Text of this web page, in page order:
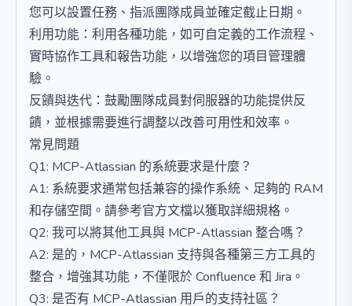
您可以設置任務、指派團隊成員並確定截止日期。
利用功能：利用各種功能，如可自定義的工作流程、
實時協作工具和報告功能，以增強您的項目管理體
驗。
反饋與迭代：鼓勵團隊成員對伺服器的功能提供反
饋，並根據需要進行調整以改善可用性和效率。
常見問題
Q1: MCP-Atlassian 的系統要求是什麼？
A1: 系統要求通常包括兼容的操作系統、足夠的 RAM
和存儲空間。請參考官方文檔以獲取詳細規格。
Q2: 我可以將其他工具與 MCP-Atlassian 整合嗎？
A2: 是的，MCP-Atlassian 支持與各種第三方工具的
整合，增強其功能，不僅限於 Confluence 和 Jira。
Q3: 是否有 MCP-Atlassian 用戶的支持社區？